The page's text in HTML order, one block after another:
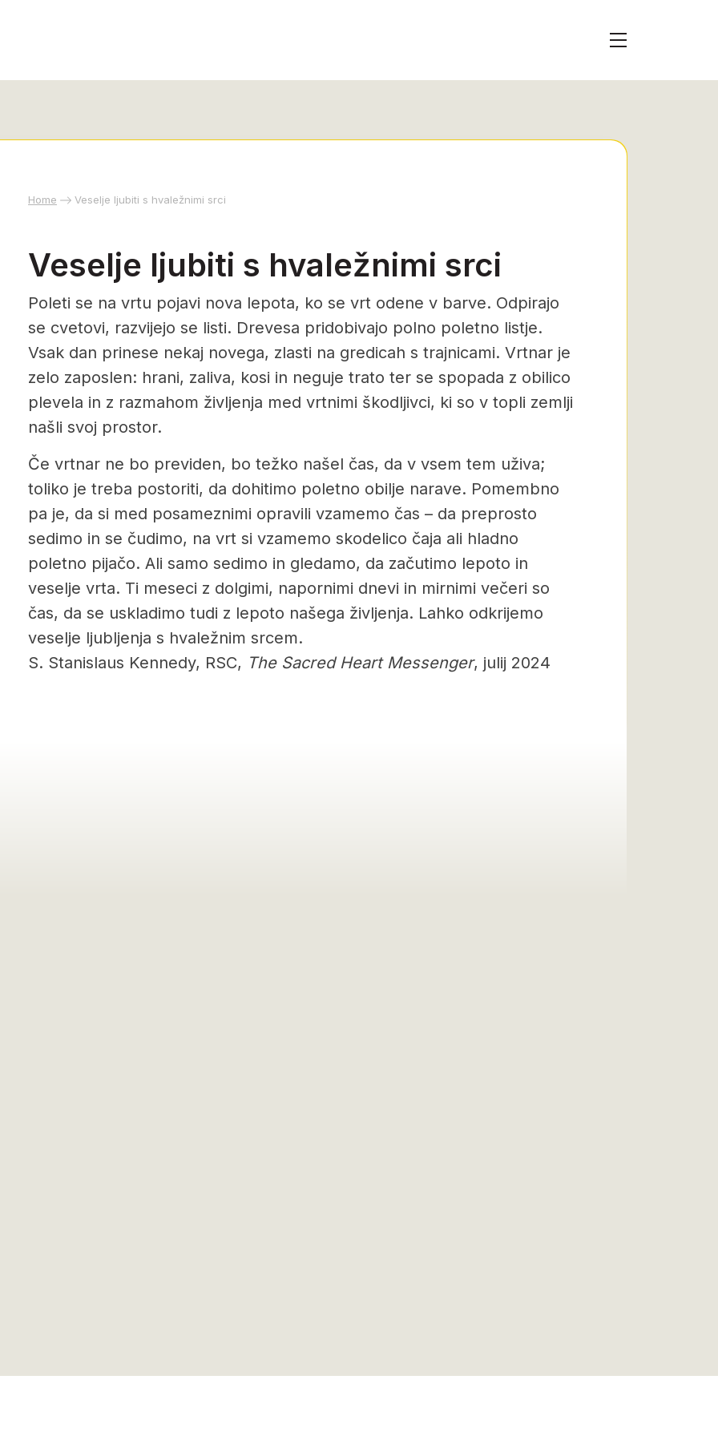
Home Veselje ljubiti s hvaležnimi srci
Veselje ljubiti s hvaležnimi srci
Poleti se na vrtu pojavi nova lepota, ko se vrt odene v barve. Odpirajo
se cvetovi, razvijejo se listi. Drevesa pridobivajo polno poletno listje.
Vsak dan prinese nekaj novega, zlasti na gredicah s trajnicami. Vrtnar je
zelo zaposlen: hrani, zaliva, kosi in neguje trato ter se spopada z obilico
plevela in z razmahom življenja med vrtnimi škodljivci, ki so v topli zemlji
našli svoj prostor.
Če vrtnar ne bo previden, bo težko našel čas, da v vsem tem uživa;
toliko je treba postoriti, da dohitimo poletno obilje narave. Pomembno
pa je, da si med posameznimi opravili vzamemo čas – da preprosto
sedimo in se čudimo, na vrt si vzamemo skodelico čaja ali hladno
poletno pijačo. Ali samo sedimo in gledamo, da začutimo lepoto in
veselje vrta. Ti meseci z dolgimi, napornimi dnevi in mirnimi večeri so
čas, da se uskladimo tudi z lepoto našega življenja. Lahko odkrijemo
veselje ljubljenja s hvaležnim srcem.
S. Stanislaus Kennedy, RSC, The Sacred Heart Messenger, julij 2024